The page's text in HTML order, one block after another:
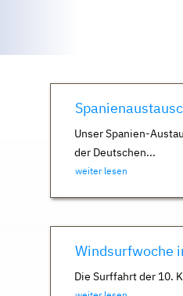
Unser Spanien-
der Deutschen...
weiter lesen
Windsurfwoche
Die Surffahrt der 10.